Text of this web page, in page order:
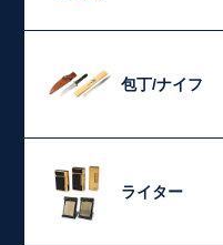
包丁/ナイフ
ライター